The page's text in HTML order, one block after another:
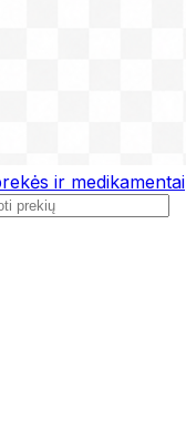
ir medikamentai